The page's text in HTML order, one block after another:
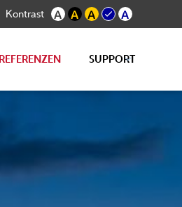
Kontrast A A A A
REFERENZEN SUPPORT